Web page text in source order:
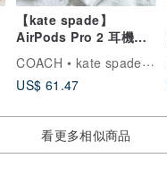
【kate spade】
AirPods Pro 2 耳機保
COACH • kate spade 數位精品
US$ 61.47
看更多相似商品